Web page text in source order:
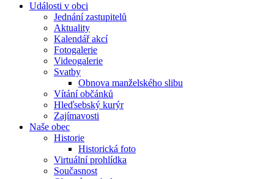
Události v obci
Jednání zastupitelů
Aktuality
Kalendář akcí
Fotogalerie
Videogalerie
Svatby
Obnova manželského slibu
Vítání občánků
Hleďsebský kurýr
Zajímavosti
Naše obec
Historie
Historická foto
Virtuální prohlídka
Současnost